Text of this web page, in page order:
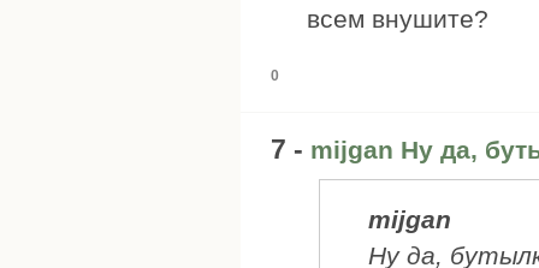
всем внушите?
0
7 - mijgan Ну да,
mijgan
Ну да,